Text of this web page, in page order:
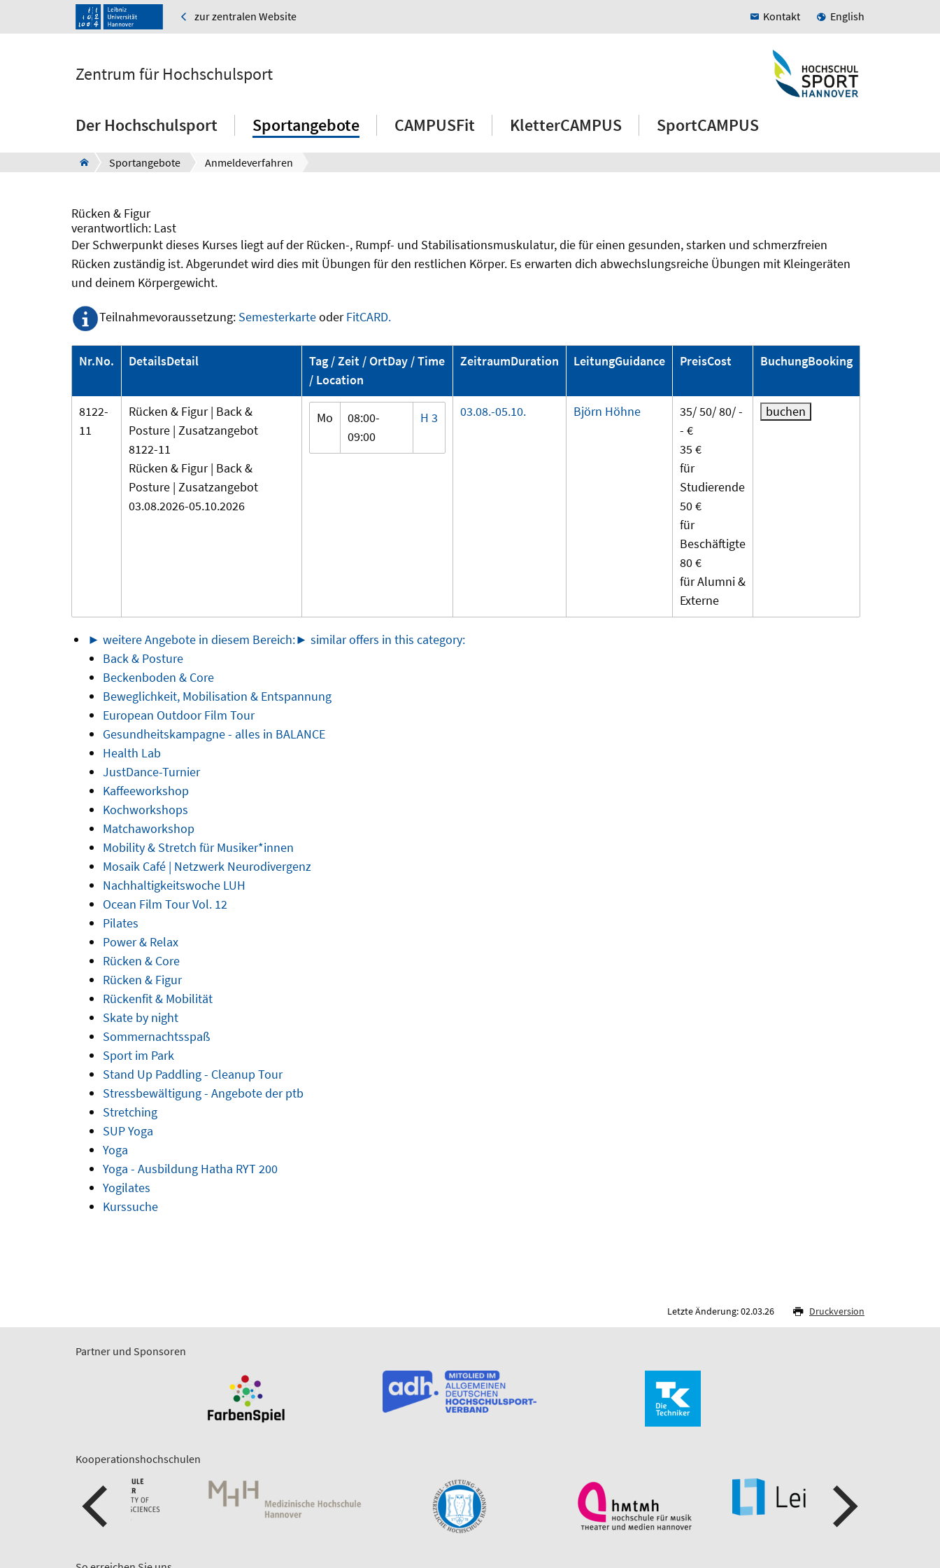
zur zentralen Website Kontakt English
Zentrum für Hochschulsport
Der Hochschulsport Sportangebote CAMPUSFit KletterCAMPUS SportCAMPUS
Sportangebote Anmeldeverfahren
Rücken & Figur
verantwortlich: Last
Der Schwerpunkt dieses Kurses liegt auf der Rücken-, Rumpf- und Stabilisationsmuskulatur, die für einen gesunden, starken und schmerzfreien
Rücken zuständig ist. Abgerundet wird dies mit Übungen für den restlichen Körper. Es erwarten dich abwechslungsreiche Übungen mit Kleingeräten
und deinem Körpergewicht.
Teilnahmevoraussetzung: SemesterkarteoderFitCARD.
Nr.No. DetailsDetail Tag / Zeit / OrtDay / Time
/ Location
ZeitraumDuration LeitungGuidance PreisCost BuchungBooking
8122-
11
Rücken & Figur| Back &
Posture | Zusatzangebot
8122-11
Rücken & Figur | Back &
Posture | Zusatzangebot
03.08.2026-05.10.2026
Mo
08:00-
09:00
H 3 03.08.-05.10. Björn Höhne
35/ 50/ 80/ -
- €
35 €
für
Studierende
50 €
für
Beschäftigte
80 €
für Alumni &
Externe
► weitere Angebote in diesem Bereich:► similar offers in this category:
Back & Posture
Beckenboden & Core
Beweglichkeit, Mobilisation & Entspannung
European Outdoor Film Tour
Gesundheitskampagne - alles in BALANCE
Health Lab
JustDance-Turnier
Kaffeeworkshop
Kochworkshops
Matchaworkshop
Mobility & Stretch für Musiker*innen
Mosaik Café | Netzwerk Neurodivergenz
Nachhaltigkeitswoche LUH
Ocean Film Tour Vol. 12
Pilates
Power & Relax
Rücken & Core
Rücken & Figur
Rückenfit & Mobilität
Skate by night
Sommernachtsspaß
Sport im Park
Stand Up Paddling - Cleanup Tour
Stressbewältigung - Angebote der ptb
Stretching
SUP Yoga
Yoga
Yoga - Ausbildung Hatha RYT 200
Yogilates
Kurssuche
Letzte Änderung: 02.03.26 Druckversion
Partner und Sponsoren
Kooperationshochschulen